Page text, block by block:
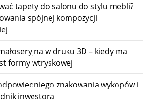
tapety do salonu do stylu mebli?
spójnej kompozycji
w druku 3D – kiedy ma
formy wtryskowej
znakowania wykopów i
inwestora